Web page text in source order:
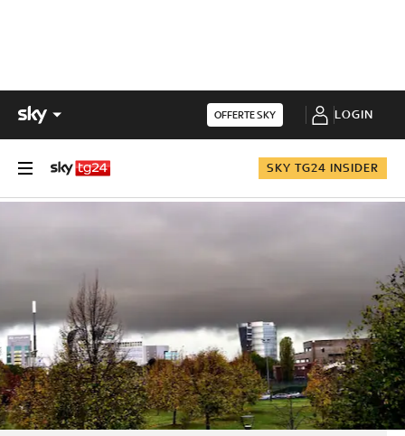
OFFERTE SKY LOGIN
SKY TG24 INSIDER